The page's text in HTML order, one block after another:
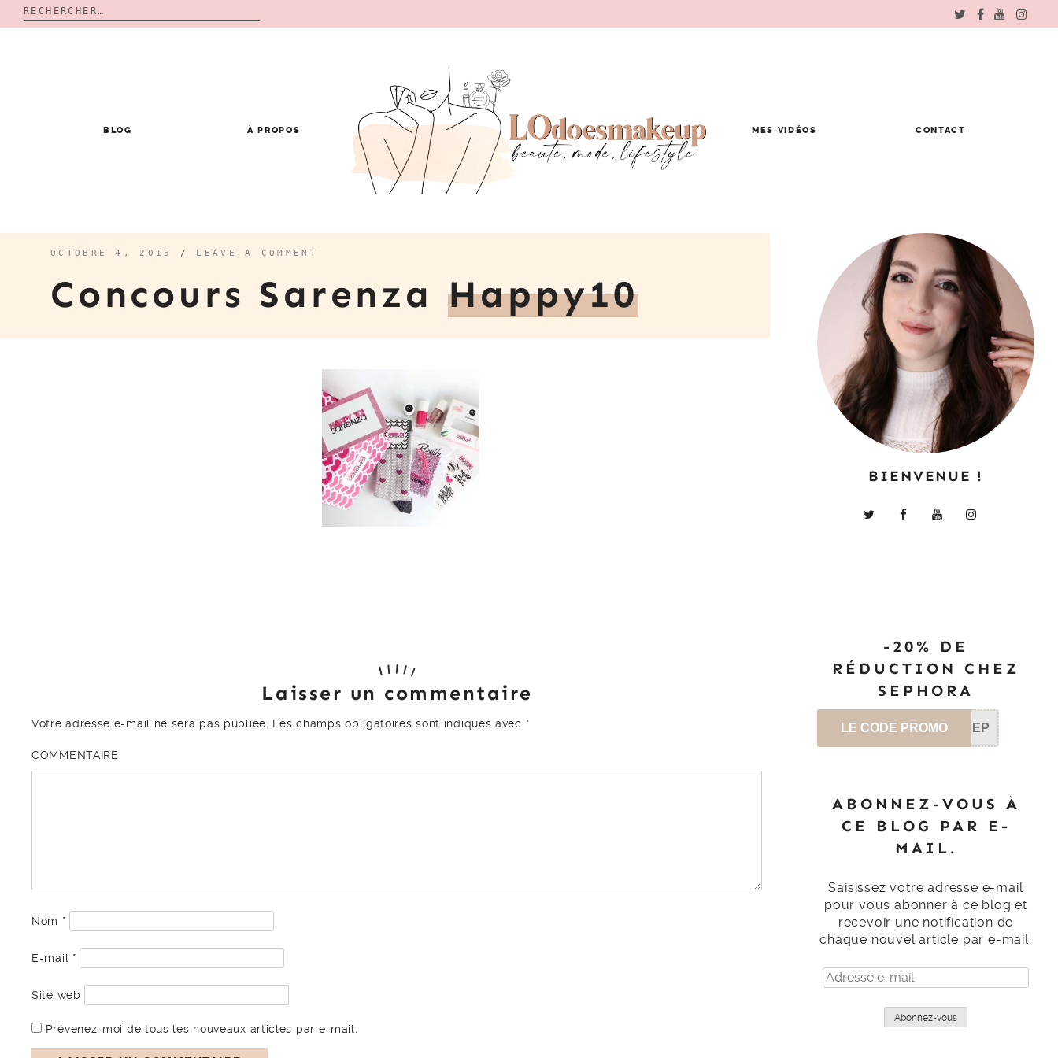
Rechercher :
BLOG À PROPOS MES VIDÉOS CONTACT
OCTOBRE 4, 2015 / LEAVE A COMMENT
Concours Sarenza Happy10
Laisser un commentaire
Votre adresse e-mail ne sera pas publiée. Les champs obligatoires sont indiqués avec *
COMMENTAIRE
Nom *
E-mail *
Site web
Prévenez-moi de tous les nouveaux articles par e-mail.
BIENVENUE !
-20% DE
RÉDUCTION CHEZ
SEPHORA
LE CODE PROMO SEP
ABONNEZ-VOUS À
CE BLOG PAR E-
MAIL.
Saisissez votre adresse e-mail
pour vous abonner à ce blog et
recevoir une notification de
chaque nouvel article par e-mail.
Adresse
e-
Abonnez-vous